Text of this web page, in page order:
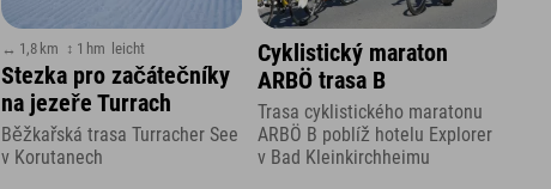
↔ 1,8 km ↕ 1 hm leicht
Stezka pro začátečníky
na jezeře Turrach
Běžkařská trasa Turracher See
v Korutanech
Cyklistický maraton
ARBÖ trasa B
Trasa cyklistického maratonu
ARBÖ B poblíž hotelu Explorer
v Bad Kleinkirchheimu